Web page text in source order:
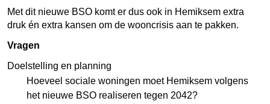
Met dit nieuwe BSO komt er dus ook in Hemiksem extra
druk én extra kansen om de wooncrisis aan te pakken.
Vragen
Doelstelling en planning
Hoeveel sociale woningen moet Hemiksem volgens
het nieuwe BSO realiseren tegen 2042?